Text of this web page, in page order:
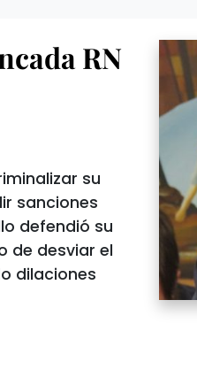
RN
su
sanciones
defendió su
de desviar el
dilaciones